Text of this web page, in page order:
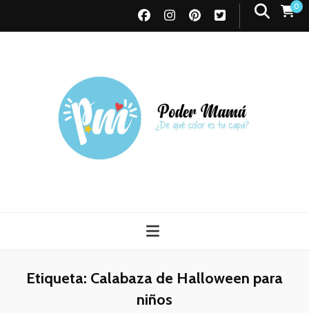
0
Etiqueta: Calabaza de Halloween para
niños